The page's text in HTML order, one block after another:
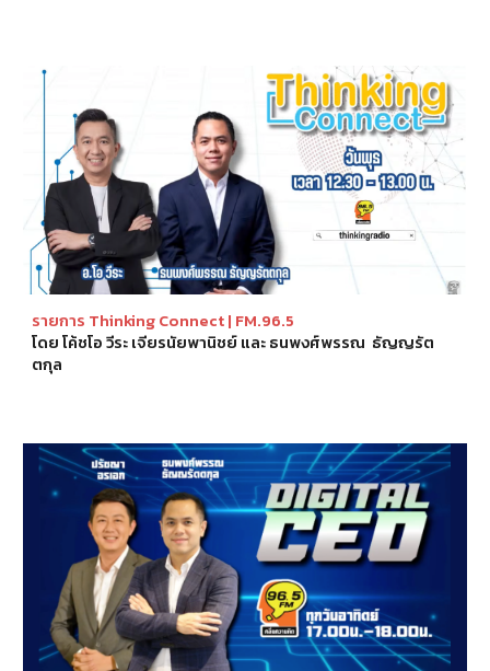
รายการ Thinking Connect | FM.96.5
โดย โค้ชโอ วีระ เจียรนัยพานิชย์ และ ธนพงศ์พรรณ ธัญญรัต
ตกุล